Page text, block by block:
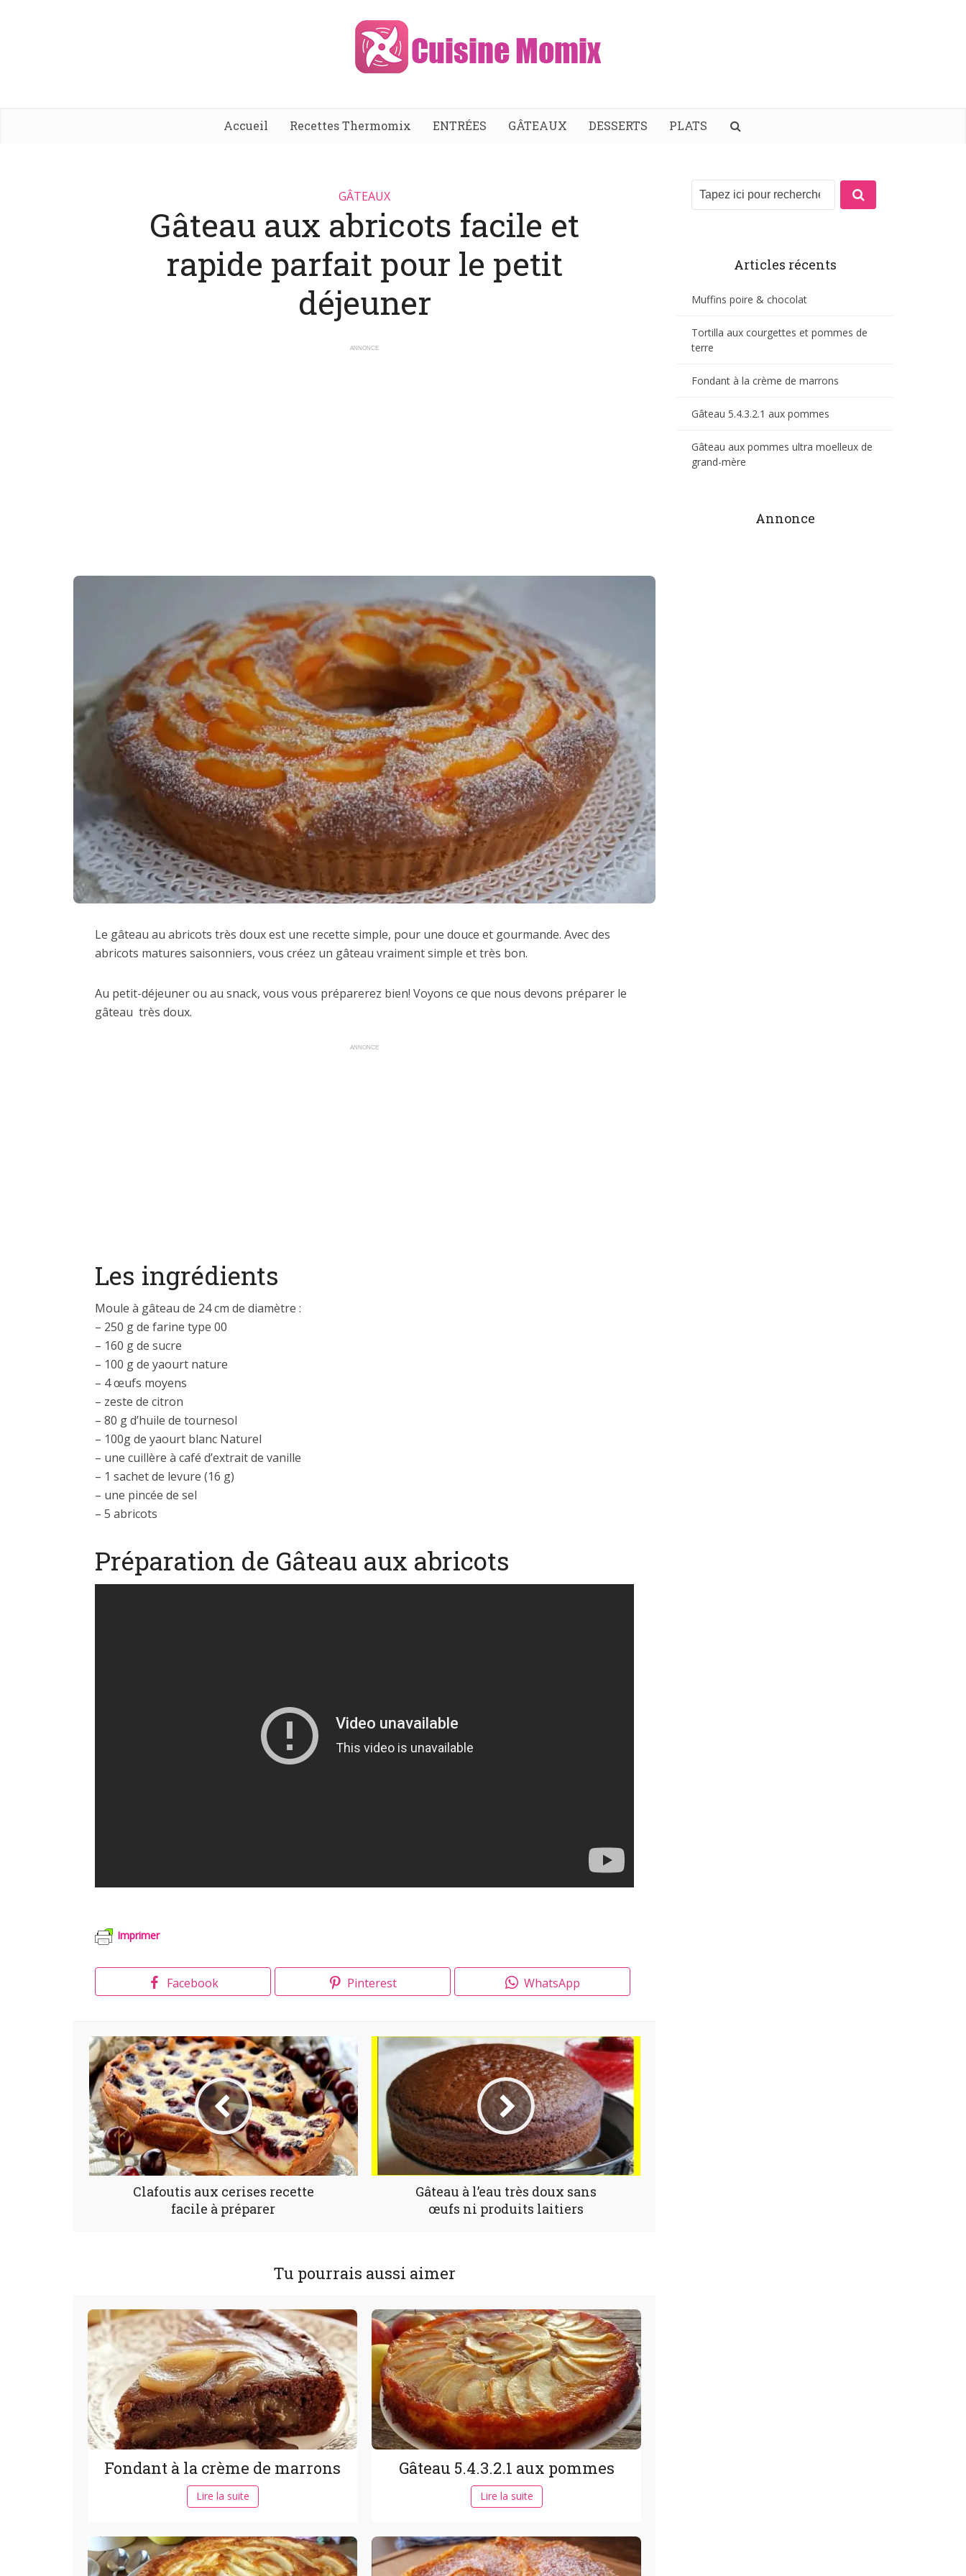
Accueil Recettes Thermomix ENTRÉES GÂTEAUX DESSERTS PLATS
GÂTEAUX
Gâteau aux abricots facile et
rapide parfait pour le petit
déjeuner
ANNONCE
Le gâteau au abricots très doux est une recette simple, pour une douce et gourmande. Avec des
abricots matures saisonniers, vous créez un gâteau vraiment simple et très bon.
Au petit-déjeuner ou au snack, vous vous préparerez bien! Voyons ce que nous devons préparer le
gâteau très doux.
ANNONCE
Les ingrédients
Moule à gâteau de 24 cm de diamètre :
– 250 g de farine type 00
– 160 g de sucre
– 100 g de yaourt nature
– 4 œufs moyens
– zeste de citron
– 80 g d’huile de tournesol
– 100g de yaourt blanc Naturel
– une cuillère à café d’extrait de vanille
– 1 sachet de levure (16 g)
– une pincée de sel
– 5 abricots
Préparation de Gâteau aux abricots
Imprimer
Facebook Pinterest WhatsApp
Clafoutis aux cerises recette
facile à préparer
Gâteau à l’eau très doux sans
œufs ni produits laitiers
Tu pourrais aussi aimer
Fondant à la crème de marrons
Lire la suite
Gâteau 5.4.3.2.1 aux pommes
Lire la suite
Articles récents
Muffins poire & chocolat
Tortilla aux courgettes et pommes de
terre
Fondant à la crème de marrons
Gâteau 5.4.3.2.1 aux pommes
Gâteau aux pommes ultra moelleux de
grand-mère
Annonce